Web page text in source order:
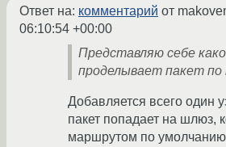
Ответ на: комментарий от
06:10:54 +00:00
Представляю себе
проделывает пакет по
Добавляется всего один
пакет попадает на шлюз,
маршрутом по